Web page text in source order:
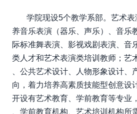
学院现设5个教学系部。艺术表
养音乐表演（器乐、声乐）、音乐
际标准舞表演、影视戏剧表演、音
类人才和艺术表演类培训教师；艺
、公共艺术设计、人物形象设计、
向，着力培养高素质技能型创意设
开设有艺术教育、学前教育等专业
、学前教育机构、艺术培训机构所